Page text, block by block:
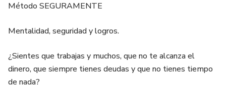
Método SEGURAMENTE
Mentalidad, seguridad y logros.
¿Sientes que trabajas y muchos, que no te alcanza el
dinero, que siempre tienes deudas y que no tienes tiempo
de nada?